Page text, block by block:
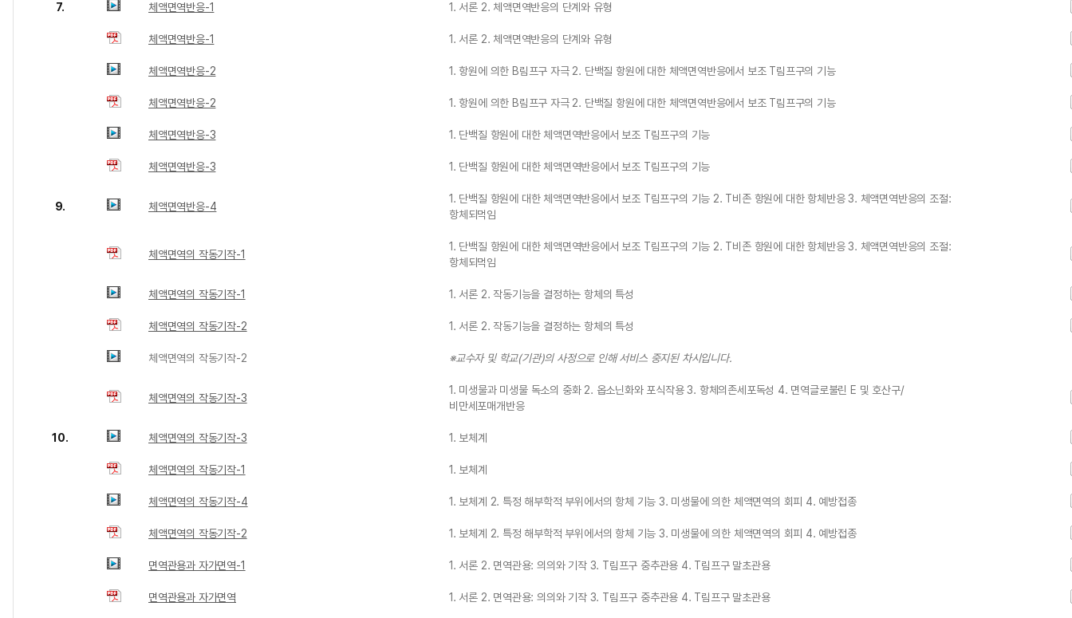
7. 체액면역반응-1 1. 서론 2. 체액면역반응의 단계와 유형
체액면역반응-1 1. 서론 2. 체액면역반응의 단계와 유형
체액면역반응-2 1. 항원에 의한 B림프구 자극 2. 단백질 항원에 대한 체액면역반응에서 보조 T림프구의 기능
체액면역반응-2 1. 항원에 의한 B림프구 자극 2. 단백질 항원에 대한 체액면역반응에서 보조 T림프구의 기능
체액면역반응-3 1. 단백질 항원에 대한 체액면역반응에서 보조 T림프구의 기능
체액면역반응-3 1. 단백질 항원에 대한 체액면역반응에서 보조 T림프구의 기능
9. 체액면역반응-4
1. 단백질 항원에 대한 체액면역반응에서 보조 T림프구의 기능 2. T비존 항원에 대한 항체반응 3. 체액면역반응의 조절:
항체되먹임
체액면역의 작동기작-1
1. 단백질 항원에 대한 체액면역반응에서 보조 T림프구의 기능 2. T비존 항원에 대한 항체반응 3. 체액면역반응의 조절:
항체되먹임
체액면역의 작동기작-1 1. 서론 2. 작동기능을 결정하는 항체의 특성
체액면역의 작동기작-2 1. 서론 2. 작동기능을 결정하는 항체의 특성
체액면역의 작동기작-2 ※교수자 및 학교(기관)의 사정으로 인해 서비스 중지된 차시입니다.
체액면역의 작동기작-3
1. 미생물과 미생물 독소의 중화 2. 옵소닌화와 포식작용 3. 항체의존세포독성 4. 면역글로불린 E 및 호산구/
비만세포매개반응
10. 체액면역의 작동기작-3 1. 보체계
체액면역의 작동기작-1 1. 보체계
체액면역의 작동기작-4 1. 보체계 2. 특정 해부학적 부위에서의 항체 기능 3. 미생물에 의한 체액면역의 회피 4. 예방접종
체액면역의 작동기작-2 1. 보체계 2. 특정 해부학적 부위에서의 항체 기능 3. 미생물에 의한 체액면역의 회피 4. 예방접종
면역관용과 자가면역-1 1. 서론 2. 면역관용: 의의와 기작 3. T림프구 중추관용 4. T림프구 말초관용
면역관용과 자가면역 1. 서론 2. 면역관용: 의의와 기작 3. T림프구 중추관용 4. T림프구 말초관용